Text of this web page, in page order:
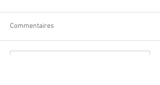
Commentaires